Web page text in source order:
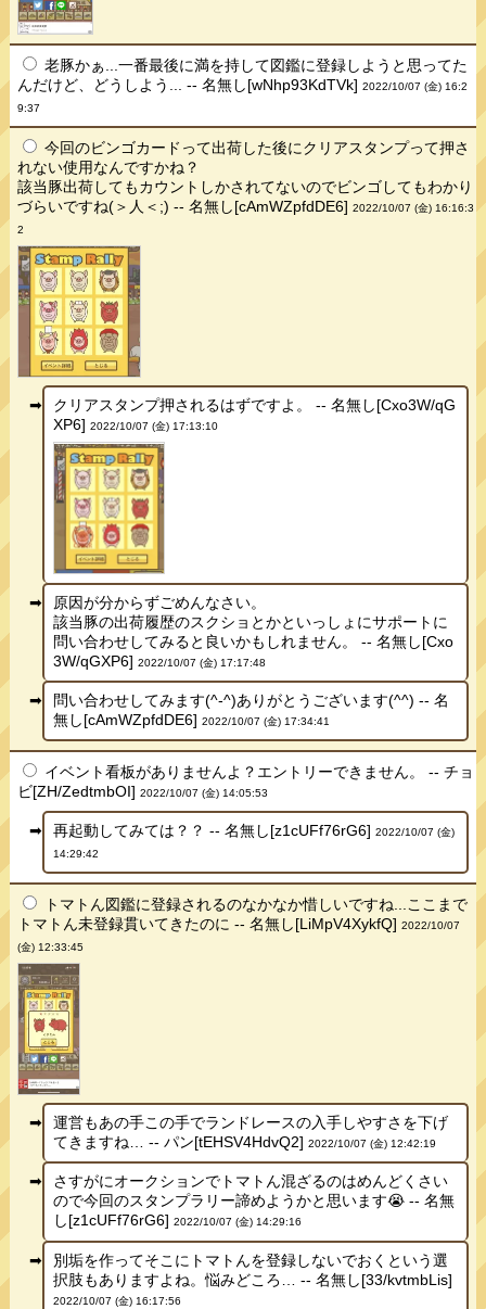
老豚かぁ...一番最後に満を持して図鑑に登録しようと思ってた
んだけど、どうしよう... -- 名無し[wNhp93KdTVk]2022/10/07 (金) 16:2
9:37
今回のビンゴカードって出荷した後にクリアスタンプって押さ
れない使用なんですかね？
該当豚出荷してもカウントしかされてないのでビンゴしてもわかり
づらいですね(＞人＜;) -- 名無し[cAmWZpfdDE6]2022/10/07 (金) 16:16:3
2
クリアスタンプ押されるはずですよ。 -- 名無し[Cxo3W/qG
XP6] 2022/10/07 (金) 17:13:10
原因が分からずごめんなさい。
該当豚の出荷履歴のスクショとかといっしょにサポートに
問い合わせしてみると良いかもしれません。 -- 名無し[Cxo
3W/qGXP6] 2022/10/07 (金) 17:17:48
問い合わせしてみます(^-^)ありがとうございます(^^) -- 名
無し[cAmWZpfdDE6] 2022/10/07 (金) 17:34:41
イベント看板がありませんよ？エントリーできません。 -- チョ
ビ[ZH/ZedtmbOI]2022/10/07 (金) 14:05:53
再起動してみては？？ -- 名無し[z1cUFf76rG6] 2022/10/07 (金)
14:29:42
トマトん図鑑に登録されるのなかなか惜しいですね...ここまで
トマトん未登録貫いてきたのに -- 名無し[LiMpV4XykfQ]2022/10/07
(金) 12:33:45
運営もあの手この手でランドレースの入手しやすさを下げ
てきますね… -- パン[tEHSV4HdvQ2] 2022/10/07 (金) 12:42:19
さすがにオークションでトマトん混ざるのはめんどくさい
ので今回のスタンプラリー諦めようかと思います😭 -- 名無
し[z1cUFf76rG6] 2022/10/07 (金) 14:29:16
別垢を作ってそこにトマトんを登録しないでおくという選
択肢もありますよね。悩みどころ… -- 名無し[33/kvtmbLis]
2022/10/07 (金) 16:17:56